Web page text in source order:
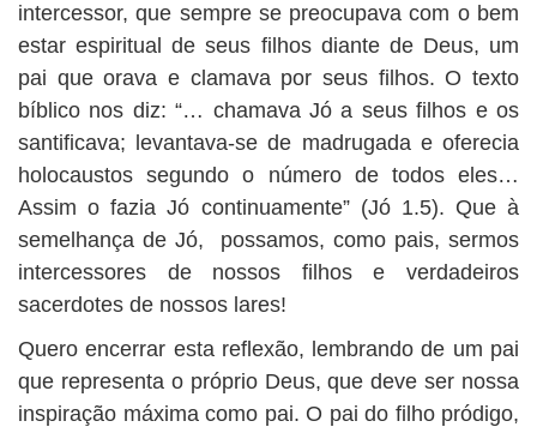
intercessor, que sempre se preocupava com o bem
estar espiritual de seus filhos diante de Deus, um
pai que orava e clamava por seus filhos. O texto
bíblico nos diz: “… chamava Jó a seus filhos e os
santificava; levantava-se de madrugada e oferecia
holocaustos segundo o número de todos eles…
Assim o fazia Jó continuamente” (Jó 1.5). Que à
semelhança de Jó, possamos, como pais, sermos
intercessores de nossos filhos e verdadeiros
sacerdotes de nossos lares!
Quero encerrar esta reflexão, lembrando de um pai
que representa o próprio Deus, que deve ser nossa
inspiração máxima como pai. O pai do filho pródigo,